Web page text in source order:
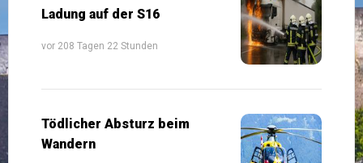
Ladung auf der S16
vor 208 Tagen 22 Stunden
Tödlicher Absturz beim
Wandern